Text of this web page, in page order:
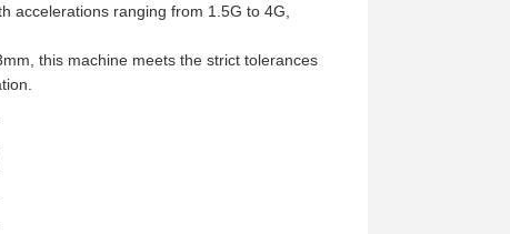
accelerations ranging from 1.5G to 4G,
this machine meets the strict tolerances